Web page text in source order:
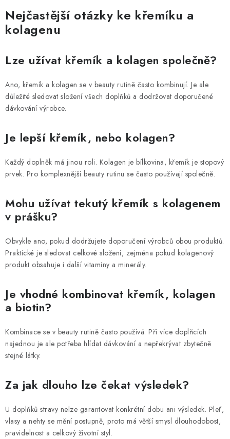
Nejčastější otázky ke křemíku a
kolagenu
Lze užívat křemík a kolagen společně?
Ano, křemík a kolagen se v beauty rutině často kombinují. Je ale
důležité sledovat složení všech doplňků a dodržovat doporučené
dávkování výrobce.
Je lepší křemík, nebo kolagen?
Každý doplněk má jinou roli. Kolagen je bílkovina, křemík je stopový
prvek. Pro komplexnější beauty rutinu se často používají společně.
Mohu užívat tekutý křemík s kolagenem
v prášku?
Obvykle ano, pokud dodržujete doporučení výrobců obou produktů.
Praktické je sledovat celkové složení, zejména pokud kolagenový
produkt obsahuje i další vitaminy a minerály.
Je vhodné kombinovat křemík, kolagen
a biotin?
Kombinace se v beauty rutině často používá. Při více doplňcích
najednou je ale potřeba hlídat dávkování a nepřekrývat zbytečně
stejné látky.
Za jak dlouho lze čekat výsledek?
U doplňků stravy nelze garantovat konkrétní dobu ani výsledek. Pleť,
vlasy a nehty se mění postupně, proto má větší smysl dlouhodobost,
pravidelnost a celkový životní styl.